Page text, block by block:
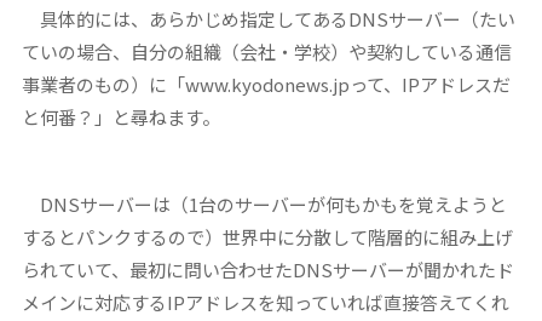
具体的には、あらかじめ指定してあるDNSサーバー（たい
ていの場合、自分の組織（会社・学校）や契約している通信
事業者のもの）に「www.kyodonews.jpって、IPアドレスだ
と何番？」と尋ねます。
DNSサーバーは（1台のサーバーが何もかもを覚えようと
するとパンクするので）世界中に分散して階層的に組み上げ
られていて、最初に問い合わせたDNSサーバーが聞かれたド
メインに対応するIPアドレスを知っていれば直接答えてくれ